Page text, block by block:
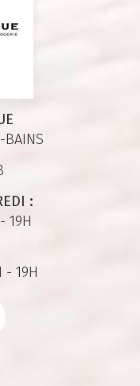
BAINS
:
19H
- 19H